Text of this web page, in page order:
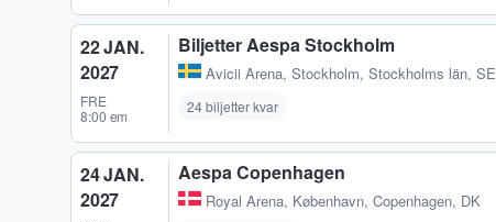
22 JAN.
2027
FRE
8:00 em
Biljetter Aespa Stockholm
Avicii Arena, Stockholm, Stockholms län, SE
24 biljetter kvar
24 JAN.
2027
Aespa Copenhagen
Royal Arena, København, Copenhagen, DK